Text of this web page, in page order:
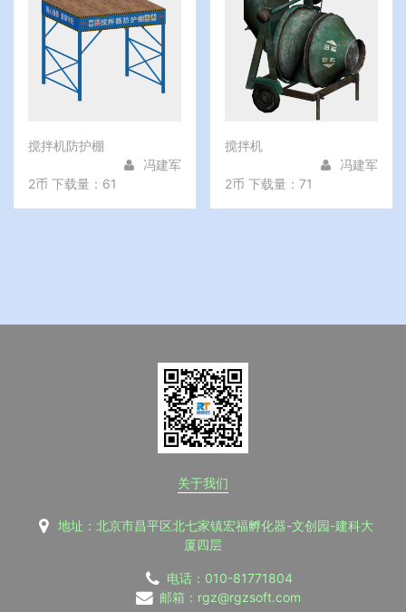
搅拌机防护棚
冯建军
2币 下载量：61
搅拌机
冯建军
2币 下载量：71
关于我们
地址：北京市昌平区北七家镇宏福孵化器-文创园-建科大
厦四层
电话：010-81771804
邮箱：rgz@rgzsoft.com